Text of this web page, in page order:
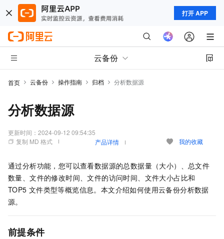
打开 APP
云备份
首页 云备份 操作指南 归档 分析数据源
分析数据源
更新时间： 2024-09-12 09:54:35
复制 MD 格式
产品详情 我的收藏
通过分析功能，您可以查看数据源的总数据量（大小）、总文件
数量、文件的修改时间、文件的访问时间、文件大小占比和
TOP5 文件类型等概览信息。本文介绍如何使用云备份分析数据
源。
前提条件